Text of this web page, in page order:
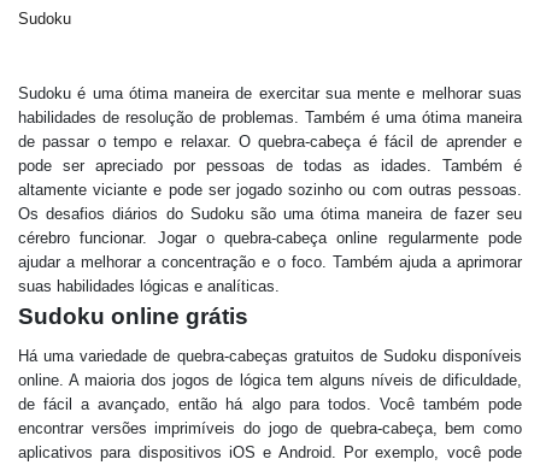
Sudoku
Sudoku é uma ótima maneira de exercitar sua mente e melhorar suas
habilidades de resolução de problemas. Também é uma ótima maneira
de passar o tempo e relaxar. O quebra-cabeça é fácil de aprender e
pode ser apreciado por pessoas de todas as idades. Também é
altamente viciante e pode ser jogado sozinho ou com outras pessoas.
Os desafios diários do Sudoku são uma ótima maneira de fazer seu
cérebro funcionar. Jogar o quebra-cabeça online regularmente pode
ajudar a melhorar a concentração e o foco. Também ajuda a aprimorar
suas habilidades lógicas e analíticas.
Sudoku online grátis
Há uma variedade de quebra-cabeças gratuitos de Sudoku disponíveis
online. A maioria dos jogos de lógica tem alguns níveis de dificuldade,
de fácil a avançado, então há algo para todos. Você também pode
encontrar versões imprimíveis do jogo de quebra-cabeça, bem como
aplicativos para dispositivos iOS e Android. Por exemplo, você pode